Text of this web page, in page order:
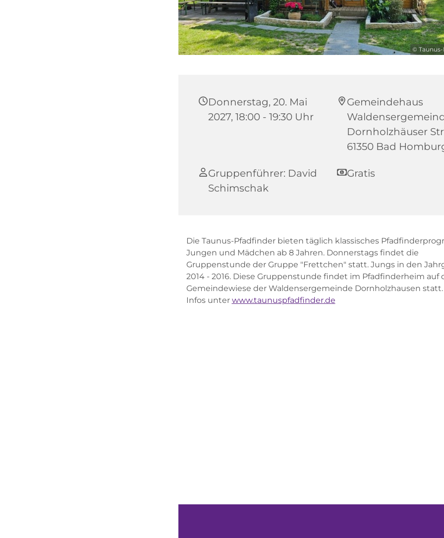
© Taunus-
Donnerstag, 20. Mai
2027, 18:00 - 19:30 Uhr
Gemeindehaus
Dornholzhäuser
61350 Bad
Gruppenführer: David
Schimschak
Gratis
Die Taunus-Pfadfinder bieten täglich klassisches
Jungen und Mädchen ab 8 Jahren. Donnerstags findet die
Gruppenstunde der Gruppe "Frettchen" statt. Jungs in den
2014 - 2016. Diese Gruppenstunde findet im Pfadfinderheim auf
Gemeindewiese der Waldensergemeinde Dornholzhausen
Infos unter www.taunuspfadfinder.de